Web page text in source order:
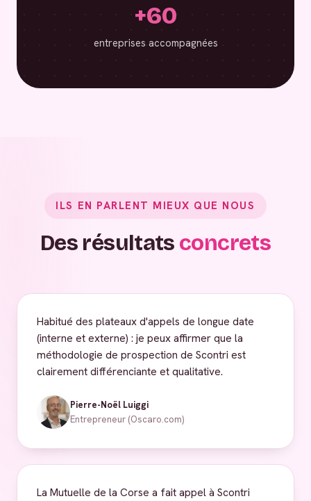
+60
entreprises accompagnées
ILS EN PARLENT MIEUX QUE NOUS
Des résultats concrets
Habitué des plateaux d'appels de longue date
(interne et externe) : je peux affirmer que la
méthodologie de prospection de Scontri est
clairement différenciante et qualitative.
Pierre-Noël Luiggi
Entrepreneur (Oscaro.com)
La Mutuelle de la Corse a fait appel à Scontri